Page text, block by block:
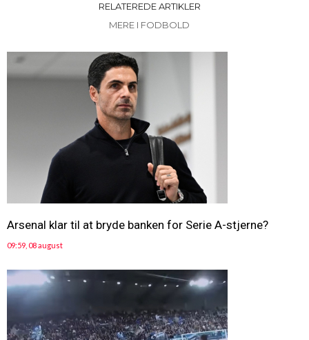
RELATEREDE ARTIKLER
MERE I FODBOLD
Arsenal klar til at bryde banken for Serie A-stjerne?
09:59, 08 august